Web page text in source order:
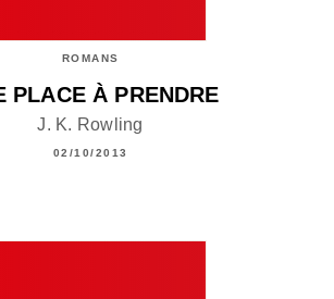
ROMANS
PLACE À PRENDRE
J. K. Rowling
02/10/2013